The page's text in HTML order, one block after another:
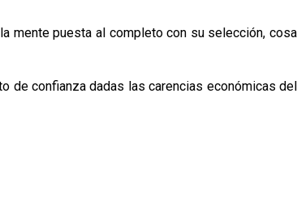
mente puesta al completo con su selección, cosa
de confianza dadas las carencias económicas del